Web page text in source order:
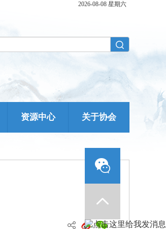
2026-08-08 星期六
资源中心 关于协会